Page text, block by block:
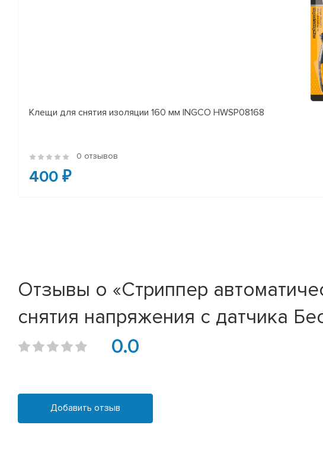
Клещи для снятия изоляции 160 мм INGCO HWSP08168
0 отзывов
400 ₽
Отзывы о «Стриппер
снятия напряжения с датчика
0.0
Добавить отзыв